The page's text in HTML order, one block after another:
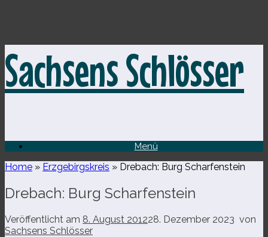
Inhalt
springen
Sachsens Schlösser
Menü
Home » Erzgebirgskreis » Drebach: Burg Scharfenstein
Drebach: Burg Scharfenstein
Veröffentlicht am 8. August 201228. Dezember 2023 von
Sachsens Schlösser